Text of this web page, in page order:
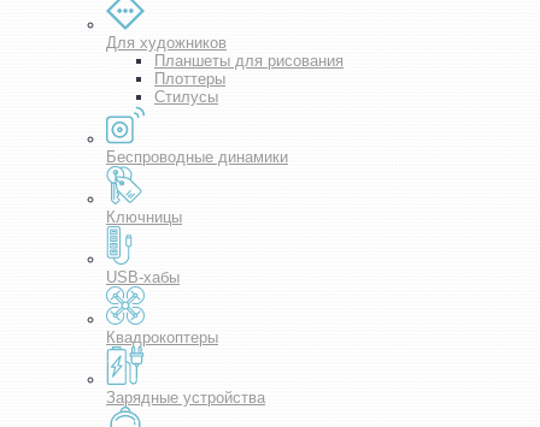
Для художников
Планшеты для рисования
Плоттеры
Стилусы
Беспроводные динамики
Ключницы
USB-хабы
Квадрокоптеры
Зарядные устройства